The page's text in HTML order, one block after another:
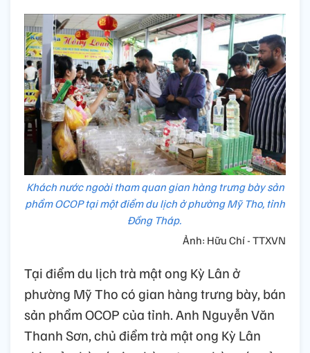
Khách nước ngoài tham quan gian hàng trưng bày sản
phẩm OCOP tại một điểm du lịch ở phường Mỹ Tho, tỉnh
Đồng Tháp.
Ảnh: Hữu Chí - TTXVN
Tại điểm du lịch trà mật ong Kỳ Lân ở
phường Mỹ Tho có gian hàng trưng bày, bán
sản phẩm OCOP của tỉnh. Anh Nguyễn Văn
Thanh Sơn, chủ điểm trà mật ong Kỳ Lân